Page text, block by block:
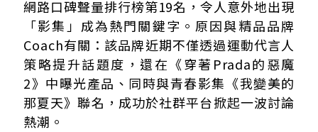
網路口碑聲量排行榜第19名，令人意外地出現
「影集」成為熱門關鍵字。原因與精品品牌
Coach有關：該品牌近期不僅透過運動代言人
策略提升話題度，還在《穿著Prada的惡魔
2》中曝光產品、同時與青春影集《我變美的
那夏天》聯名，成功於社群平台掀起一波討論
熱潮。